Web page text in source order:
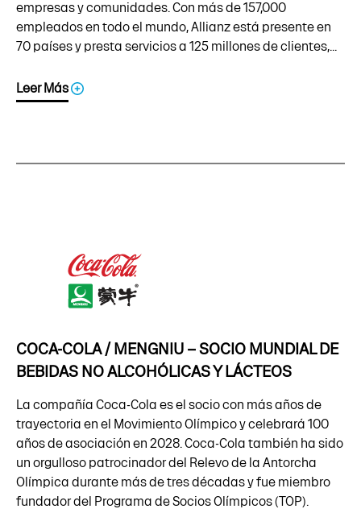
empresas y comunidades. Con más de 157,000
empleados en todo el mundo, Allianz está presente en
70 países y presta servicios a 125 millones de clientes,...
Leer Más
COCA-COLA / MENGNIU – SOCIO MUNDIAL DE
BEBIDAS NO ALCOHÓLICAS Y LÁCTEOS
La compañía Coca-Cola es el socio con más años de
trayectoria en el Movimiento Olímpico y celebrará 100
años de asociación en 2028. Coca-Cola también ha sido
un orgulloso patrocinador del Relevo de la Antorcha
Olímpica durante más de tres décadas y fue miembro
fundador del Programa de Socios Olímpicos (TOP).